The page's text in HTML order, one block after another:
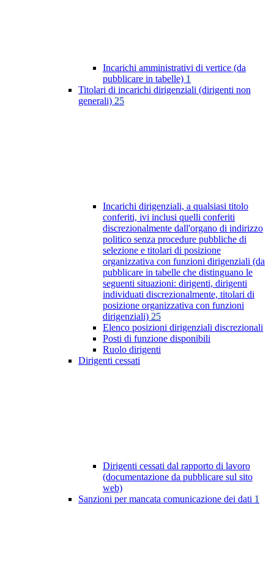
Incarichi amministrativi di vertice (da
pubblicare in tabelle) 1
Titolari di incarichi dirigenziali (dirigenti non
generali) 25
Incarichi dirigenziali, a qualsiasi titolo
conferiti, ivi inclusi quelli conferiti
discrezionalmente dall'organo di indirizzo
politico senza procedure pubbliche di
selezione e titolari di posizione
organizzativa con funzioni dirigenziali (da
pubblicare in tabelle che distinguano le
seguenti situazioni: dirigenti, dirigenti
individuati discrezionalmente, titolari di
posizione organizzativa con funzioni
dirigenziali) 25
Elenco posizioni dirigenziali discrezionali
Posti di funzione disponibili
Ruolo dirigenti
Dirigenti cessati
Dirigenti cessati dal rapporto di lavoro
(documentazione da pubblicare sul sito
web)
Sanzioni per mancata comunicazione dei dati 1